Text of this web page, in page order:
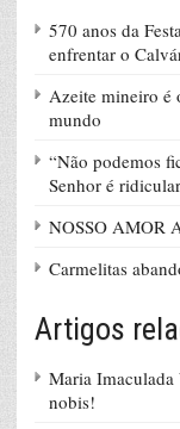
570 anos da
enfrentar o
Azeite mineiro é
mundo
“Não podemos
Senhor é
NOSSO AMOR
Carmelitas
Artigos
Maria
nobis!